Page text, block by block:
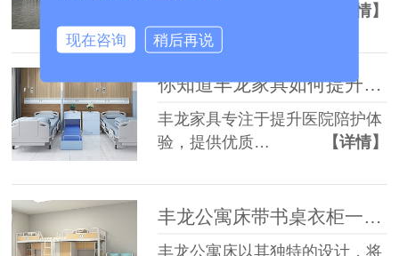
【详情】
你知道丰龙家具如何提升陪护体验吗？
丰龙家具专注于提升医院陪护体
验，提供优质…
【详情】
丰龙公寓床带书桌衣柜一体，为何备受青睐？
丰龙公寓床以其独特的设计，将
现在咨询 稍后再说